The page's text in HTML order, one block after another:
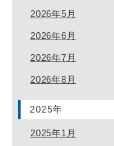
2026年5月
2026年6月
2026年7月
2026年8月
2025年
2025年1月